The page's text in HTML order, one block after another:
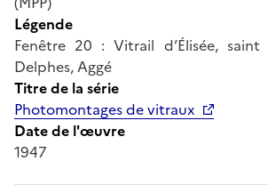
Légende
Fenêtre 20 : Vitrail d’Élisée,
Delphes, Aggé
Titre de la série
Photomontages de vitraux
Date de l'œuvre
1947